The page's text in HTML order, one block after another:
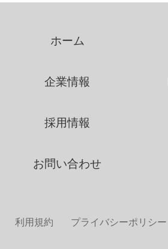
ホーム
企業情報
採用情報
お問い合わせ
利用規約 プライバシーポリシー